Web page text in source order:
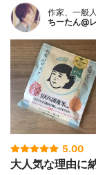
作家、一般人
ちーたん@
5.00
大人気な理由に